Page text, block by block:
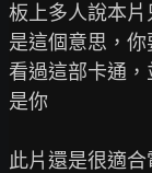
板上多人說本
是這個意思，
看過這部卡通
是你
此片還是很適